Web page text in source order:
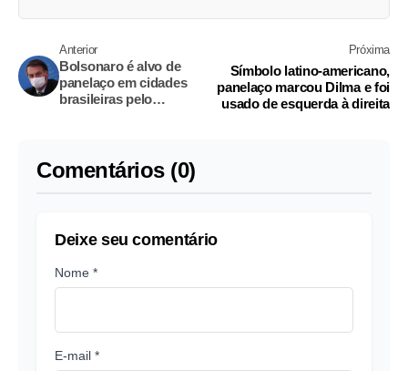
Anterior
Bolsonaro é alvo de
panelaço em cidades
brasileiras pelo
Próxima
Símbolo latino-americano,
panelaço marcou Dilma e foi
usado de esquerda à direita
Comentários (0)
Deixe seu comentário
Nome *
E-mail *